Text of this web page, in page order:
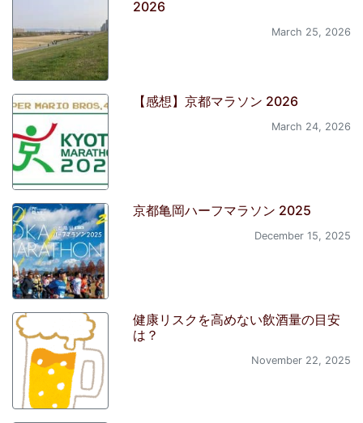
2026
March 25, 2026
【感想】京都マラソン 2026
March 24, 2026
京都亀岡ハーフマラソン 2025
December 15, 2025
健康リスクを高めない飲酒量の目安
は？
November 22, 2025